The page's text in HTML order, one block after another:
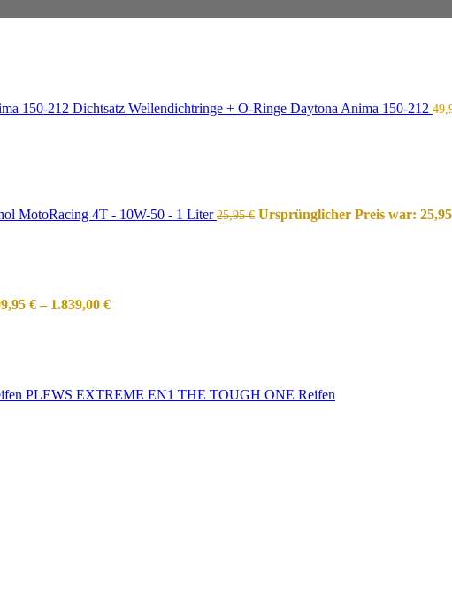
Dichtsatz Wellendichtringe + O-Ringe Daytona Anima 150-212
MotoRacing 4T - 10W-50 - 1 Liter25,95€ Ursprünglicher Preis war:
€– 1.839,00 €
PLEWS EXTREME EN1 THE TOUGH ONE Reifen